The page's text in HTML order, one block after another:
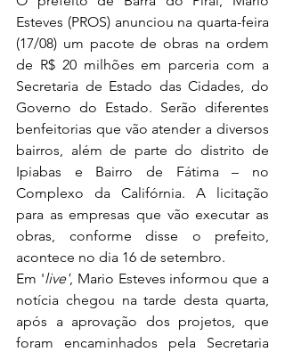
Esteves (PROS) anunciou na quarta-feira
(17/08) um pacote de obras na ordem
de R$ 20 milhões em parceria com a
Secretaria de Estado das Cidades, do
Governo do Estado. Serão diferentes
benfeitorias que vão atender a diversos
bairros, além de parte do distrito de
Ipiabas e Bairro de Fátima – no
Complexo da Califórnia. A licitação
para as empresas que vão executar as
obras, conforme disse o prefeito,
acontece no dia 16 de setembro.
Em 'live', Mario Esteves informou que a
notícia chegou na tarde desta quarta,
após a aprovação dos projetos, que
foram encaminhados pela Secretaria